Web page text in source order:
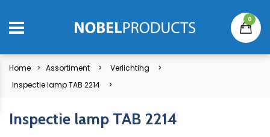
0
Home Assortiment
Verlichting
Inspectie lamp TAB 2214
Inspectie lamp TAB 2214